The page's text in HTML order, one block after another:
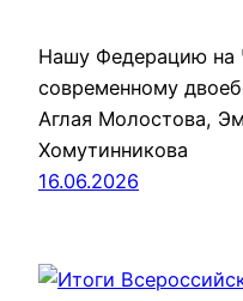
Нашу Федерацию на
современному
Аглая Молостова,
Хомутинникова
16.06.2026